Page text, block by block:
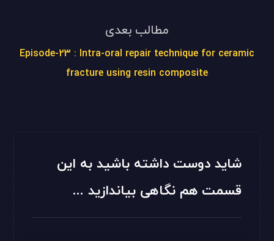
مطالب بعدی
Episode-23 : Intra-oral repair technique for ceramic
fracture using resin composite
شاید دوست داشته باشید به این
قسمت هم نگاهی بیاندازید ...